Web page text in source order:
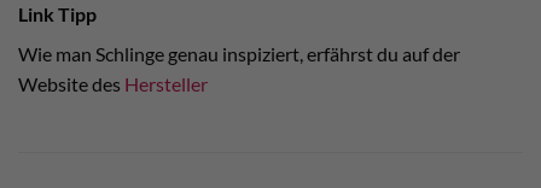
Link Tipp
Wie man Schlinge genau inspiziert, erfährst du auf der
Website des Hersteller